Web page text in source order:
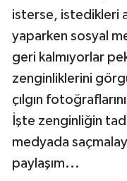
Bizler kısa tatil